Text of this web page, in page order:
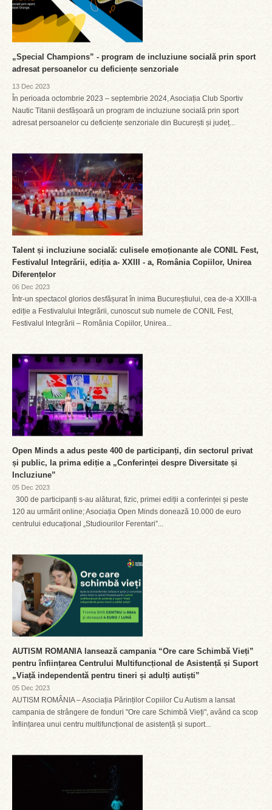
„Special Champions” - program de incluziune socială prin sport
adresat persoanelor cu deficiențe senzoriale
13 Dec 2023
În perioada octombrie 2023 – septembrie 2024, Asociația Club Sportiv
Nautic Titanii desfășoară un program de incluziune socială prin sport
adresat persoanelor cu deficiențe senzoriale din București și județ...
Talent și incluziune socială: culisele emoționante ale CONIL Fest,
Festivalul Integrării, ediția a- XXIII - a, România Copiilor, Unirea
Diferențelor
06 Dec 2023
Într-un spectacol glorios desfășurat în inima Bucureștiului, cea de-a XXIII-a
ediție a Festivalului Integrării, cunoscut sub numele de CONIL Fest,
Festivalul Integrării – România Copiilor, Unirea...
Open Minds a adus peste 400 de participanți, din sectorul privat
și public, la prima ediție a „Conferinței despre Diversitate și
Incluziune”
05 Dec 2023
300 de participanți s-au alăturat, fizic, primei ediții a conferinței și peste
120 au urmărit online; Asociația Open Minds donează 10.000 de euro
centrului educațional „Studiourilor Ferentari”...
AUTISM ROMANIA lansează campania “Ore care Schimbă Vieți”
pentru înființarea Centrului Multifuncțional de Asistență și Suport
„Viață independentă pentru tineri și adulți autiști”
05 Dec 2023
AUTISM ROMÂNIA – Asociația Părinților Copiilor Cu Autism a lansat
campania de strângere de fonduri "Ore care Schimbă Vieți", având ca scop
înființarea unui centru multifuncțional de asistență și suport...